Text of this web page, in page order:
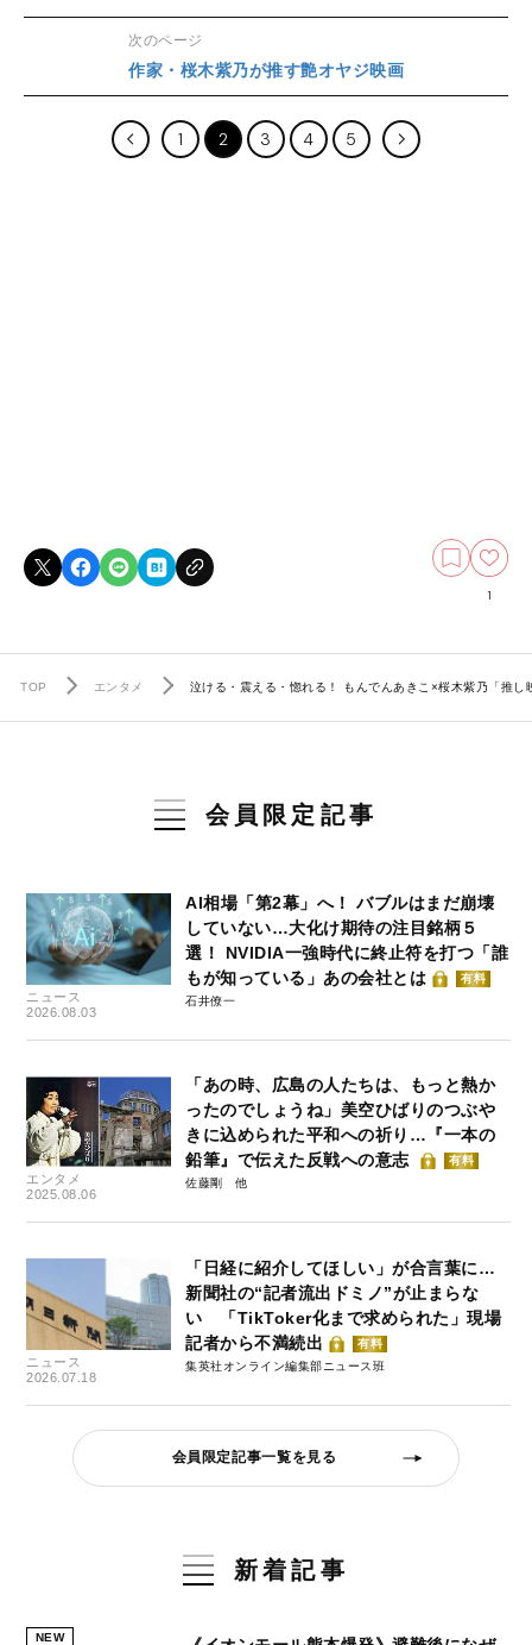
次のページ
作家・桜木紫乃が推す艶オヤジ映画
1 2 3 4 5
1
TOP エンタメ 泣ける・震える・惚れる！ もんでんあきこ×桜木紫乃「推し
会員限定記事
ニュース
2026.08.03
AI相場「第2幕」へ！ バブルはまだ崩壊
していない…大化け期待の注目銘柄５
選！ NVIDIA一強時代に終止符を打つ「誰
もが知っている」あの会社とは
有料
石井僚一
エンタメ
2025.08.06
「あの時、広島の人たちは、もっと熱か
ったのでしょうね」美空ひばりのつぶや
きに込められた平和への祈り…『一本の
鉛筆』で伝えた反戦への意志
有料
佐藤剛
ニュース
2026.07.18
「日経に紹介してほしい」が合言葉に…
新聞社の“記者流出ドミノ”が止まらな
い 「TikToker化まで求められた」現場
記者から不満続出
有料
集英社オンライン編集部ニュース班
会員限定記事一覧を見る
新着記事
NEW